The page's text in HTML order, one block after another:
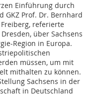
Einführung durch
GKZ Prof. Dr. Bernhard
referierte
über Sachsens
Region in Europa.
müssen, um mit
mithalten zu können.
Sachsens in der
in Deutschland